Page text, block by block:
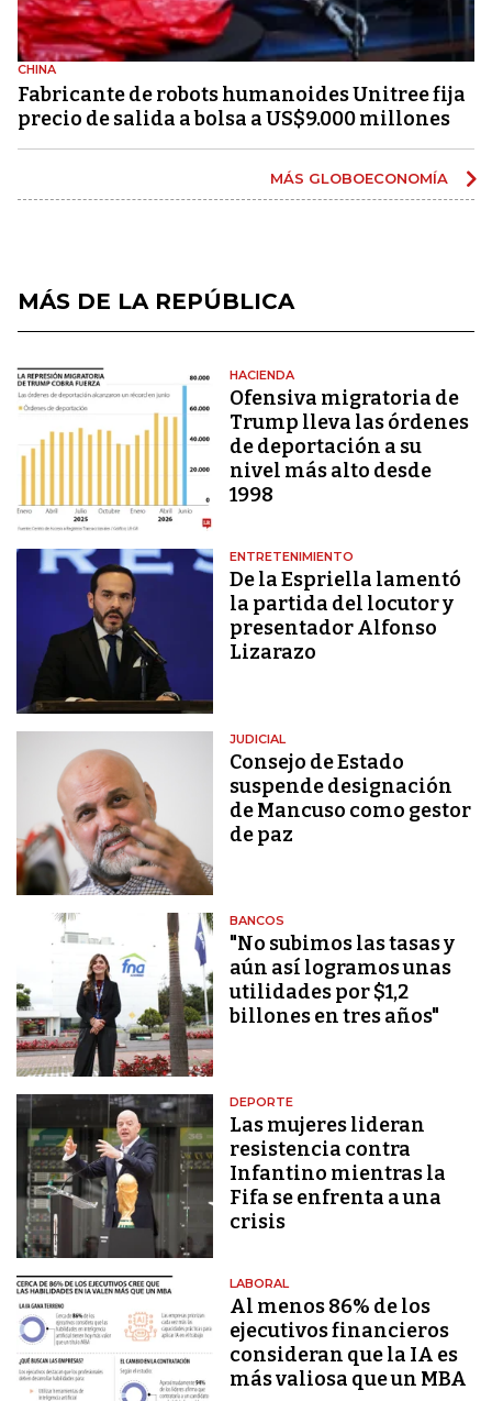
CHINA
Fabricante de robots humanoides Unitree fija
precio de salida a bolsa a US$9.000 millones
MÁS GLOBOECONOMÍA
MÁS DE LA REPÚBLICA
HACIENDA
Ofensiva migratoria de
Trump lleva las órdenes
de deportación a su
nivel más alto desde
1998
ENTRETENIMIENTO
De la Espriella lamentó
la partida del locutor y
presentador Alfonso
Lizarazo
JUDICIAL
Consejo de Estado
suspende designación
de Mancuso como gestor
de paz
BANCOS
"No subimos las tasas y
aún así logramos unas
utilidades por $1,2
billones en tres años"
DEPORTE
Las mujeres lideran
resistencia contra
Infantino mientras la
Fifa se enfrenta a una
crisis
LABORAL
Al menos 86% de los
ejecutivos financieros
consideran que la IA es
más valiosa que un MBA